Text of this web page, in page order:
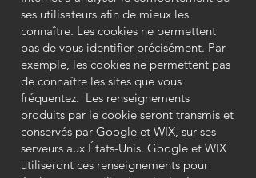
ses utilisateurs afin de mieux les
connaître. Les cookies ne permettent
pas de vous identifier précisément. Par
exemple, les cookies ne permettent pas
de connaître les sites que vous
fréquentez. Les renseignements
produits par le cookie seront transmis et
conservés par Google et WIX, sur ses
serveurs aux États-Unis. Google et WIX
utiliseront ces renseignements pour